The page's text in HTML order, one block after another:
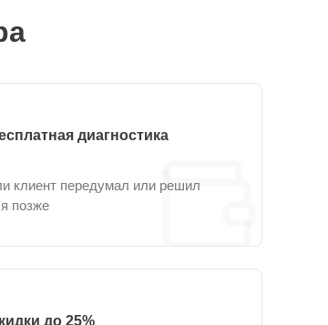
диагностика
клиент передумал или решил
позже
до 25%